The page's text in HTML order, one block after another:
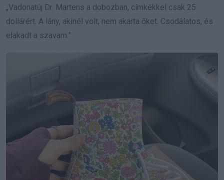
„Vadonatúj Dr. Martens a dobozban, címkékkel csak 25
dollárért. A lány, akinél volt, nem akarta őket. Csodálatos, és
elakadt a szavam.”